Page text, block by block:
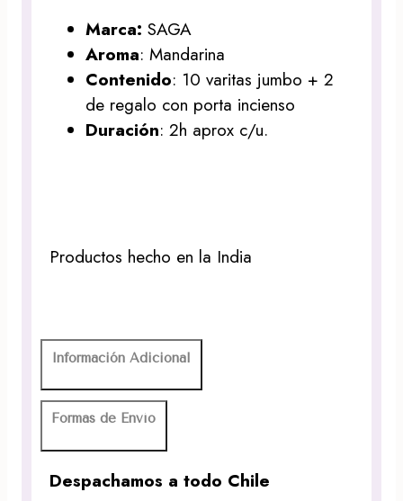
Marca: SAGA
Aroma: Mandarina
Contenido: 10 varitas jumbo + 2
de regalo con porta incienso
Duración: 2h aprox c/u.
Productos hecho en la India
Información Adicional
Formas de Envío
Despachamos a todo Chile